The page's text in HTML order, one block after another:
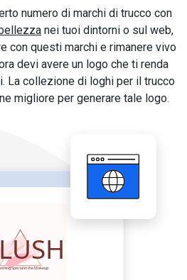
numero di marchi di trucco con
nei tuoi dintorni o sul web,
con questi marchi e rimanere vivo
devi avere un logo che ti renda
La collezione di loghi per il trucco
migliore per generare tale logo.